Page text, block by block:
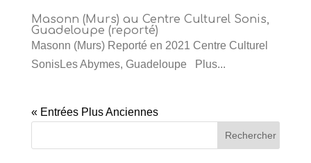
Masonn (Murs) au Centre Culturel Sonis,
Guadeloupe (reporté)
Masonn (Murs) Reporté en 2021 Centre Culturel
SonisLes Abymes, Guadeloupe Plus...
« Entrées Plus Anciennes